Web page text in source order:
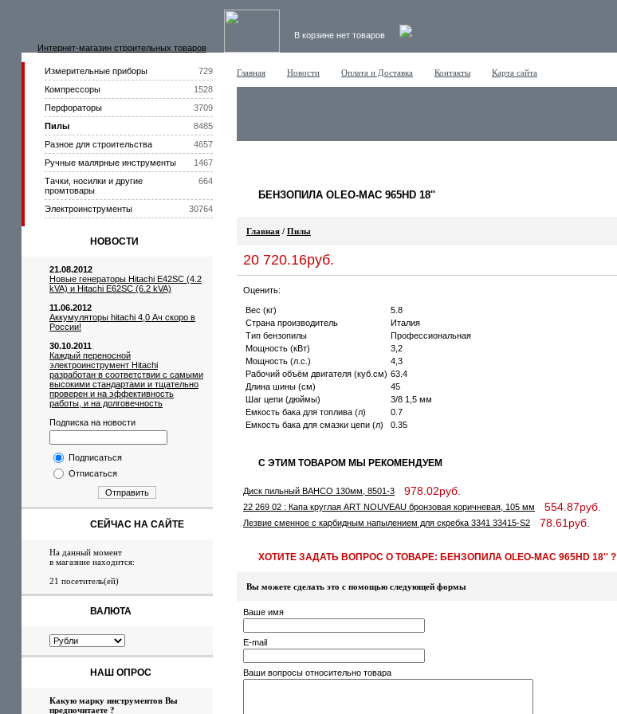
Интернет-магазин строительных товаров
В корзине нет товаров
729
Измерительные приборы
1528
Компрессоры
3709
Перфораторы
8485
Пилы
4657
Разное для строительства
1467
Ручные малярные инструменты
664
Тачки, носилки и другие
промтовары
30764
Электроинструменты
НОВОСТИ
21.08.2012
Новые генераторы Hitachi E42SC (4.2
kVA) и Hitachi E62SC (6.2 kVA)
11.06.2012
Аккумуляторы hitachi 4,0 Ач скоро в
России!
30.10.2011
Каждый переносной
электроинструмент Hitachi
разработан в соответствии с самыми
высокими стандартами и тщательно
проверен и на эффективность
работы, и на долговечность
Подписка на новости
Подписаться
Отписаться
Отправить
СЕЙЧАС НА САЙТЕ
На данный момент
в магазине находится:
21 посетитель(ей)
ВАЛЮТА
НАШ ОПРОС
Какую марку инструментов Вы
предпочитаете ?
Главная Новости Оплата и Доставка Контакты Карта сайта
БЕНЗОПИЛА OLEO-MAC 965HD 18''
Главная / Пилы
20 720.16руб.
Оценить:
Вес (кг)
5.8
Страна производитель
Италия
Тип бензопилы
Профессиональная
Мощность (кВт)
3,2
Мощность (л.с.)
4,3
Рабочий объём двигателя (куб.см) 63.4
Длина шины (см)
45
Шаг цепи (дюймы)
3/8 1,5 мм
Емкость бака для топлива (л)
0.7
Емкость бака для смазки цепи (л)
0.35
С ЭТИМ ТОВАРОМ МЫ РЕКОМЕНДУЕМ
Диск пильный BAHCO 130мм, 8501-3 978.02руб.
22 269 02 : Капа круглая ART NOUVEAU бронзовая коричневая, 105 мм 554.87руб.
Лезвие сменное с карбидным напылением для скребка 3341 33415-S2 78.61руб.
ХОТИТЕ ЗАДАТЬ ВОПРОС О ТОВАРЕ: БЕНЗОПИЛА OLEO-MAC 965HD 18'' ?
Вы можете сделать это с помощью следующей формы
Ваше имя
E-mail
Ваши вопросы относительно товара